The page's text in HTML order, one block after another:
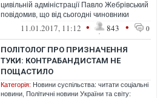
цивільній адміністрації Павло Жебрівський
повідомив, що від сьогодні чиновники
області переходять на спілкування в...
11.01.2017, 11:12 • 843 • 0
ПОЛІТОЛОГ ПРО ПРИЗНАЧЕННЯ
ТУКИ: КОНТРАБАНДИСТАМ НЕ
ПОЩАСТИЛО
Категорія: Новини суспільства: читати соціальні
новини Політичні новини України та світу: